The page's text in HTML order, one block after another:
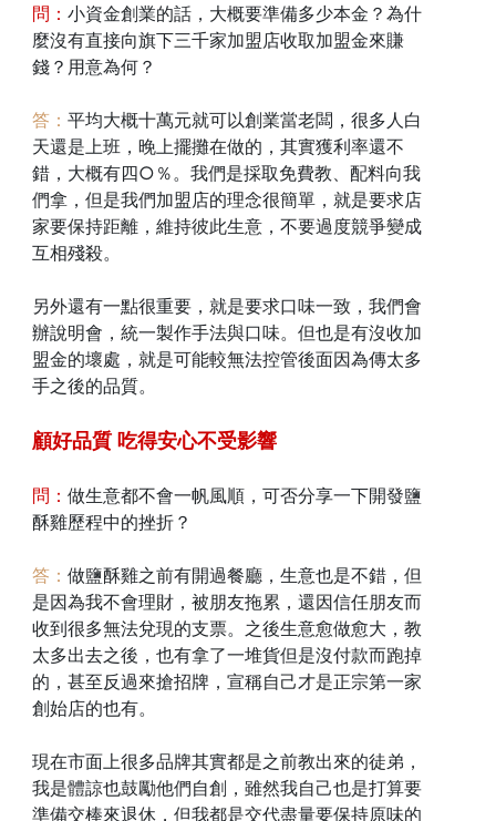
問： 小資金創業的話，大概要準備多少本金？為什
麼沒有直接向旗下三千家加盟店收取加盟金來賺
錢？用意為何？
答： 平均大概十萬元就可以創業當老闆，很多人白
天還是上班，晚上擺攤在做的，其實獲利率還不
錯，大概有四○％。我們是採取免費教、配料向我
們拿，但是我們加盟店的理念很簡單，就是要求店
家要保持距離，維持彼此生意，不要過度競爭變成
互相殘殺。
另外還有一點很重要，就是要求口味一致，我們會
辦說明會，統一製作手法與口味。但也是有沒收加
盟金的壞處，就是可能較無法控管後面因為傳太多
手之後的品質。
顧好品質 吃得安心不受影響
問： 做生意都不會一帆風順，可否分享一下開發鹽
酥雞歷程中的挫折？
答： 做鹽酥雞之前有開過餐廳，生意也是不錯，但
是因為我不會理財，被朋友拖累，還因信任朋友而
收到很多無法兌現的支票。之後生意愈做愈大，教
太多出去之後，也有拿了一堆貨但是沒付款而跑掉
的，甚至反過來搶招牌，宣稱自己才是正宗第一家
創始店的也有。
現在市面上很多品牌其實都是之前教出來的徒弟，
我是體諒也鼓勵他們自創，雖然我自己也是打算要
準備交棒來退休，但我都是交代盡量要保持原味的